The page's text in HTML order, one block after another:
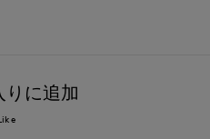
りに追加